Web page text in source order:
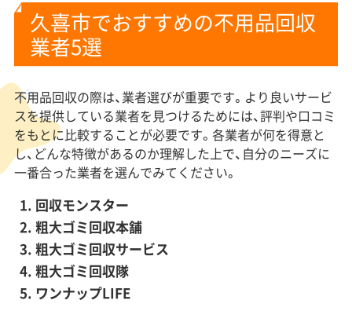
久喜市でおすすめの不用品回収
業者5選
不用品回収の際は、業者選びが重要です。より良いサービ
スを提供している業者を見つけるためには、評判や口コミ
をもとに比較することが必要です。各業者が何を得意と
し、どんな特徴があるのか理解した上で、自分のニーズに
一番合った業者を選んでみてください。
回収モンスター
粗大ゴミ回収本舗
粗大ゴミ回収サービス
粗大ゴミ回収隊
ワンナップLIFE